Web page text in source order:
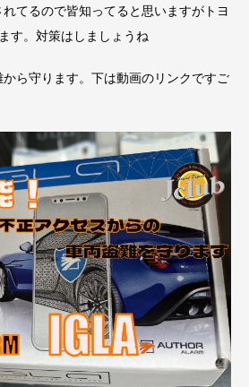
てるので皆知ってると思いますがトヨ
す。対策はしましょうね
ら守ります。下は動画のリンクですご